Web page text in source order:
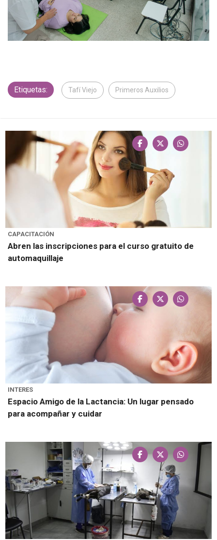
Etiquetas: Tafí Viejo Primeros Auxilios
CAPACITACIÓN
Abren las inscripciones para el curso gratuito de
automaquillaje
INTERES
Espacio Amigo de la Lactancia: Un lugar pensado
para acompañar y cuidar